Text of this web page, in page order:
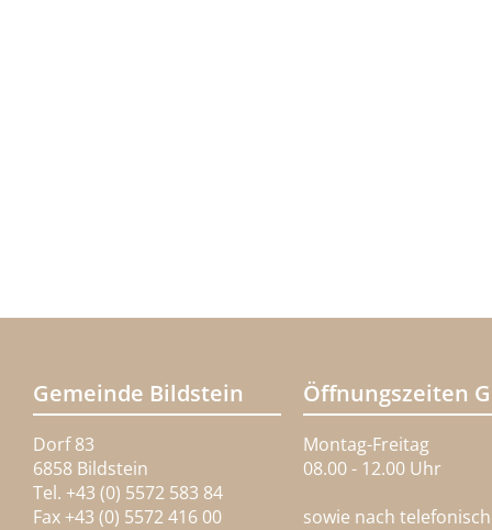
Gemeinde Bildstein
Dorf 83
6858 Bildstein
Tel. +43 (0) 5572 583 84
Fax +43 (0) 5572 416 00
Öffnungszeiten
Montag-Freitag
08.00 - 12.00 Uhr
sowie nach